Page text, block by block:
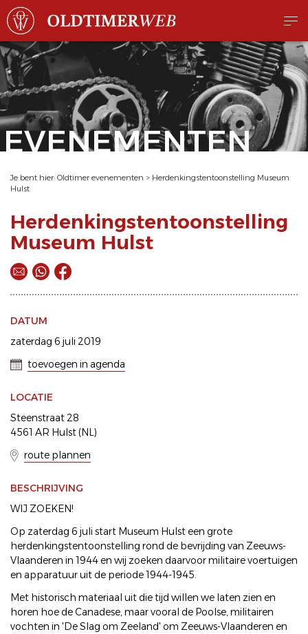
EVENEMENTEN
Je bent hier: Oldtimer evenementen > Herdenkingstentoonstelling Museum
Hulst
Herdenkingstentoonstelling
Museum Hulst
DATUM
zaterdag 6 juli 2019
toevoegen in agenda
LOCATIE
Steenstraat 28
4561 AR Hulst (NL)
route plannen
BESCHRIJVING
WIJ ZOEKEN!
Op zaterdag 6 juli start Museum Hulst een grote
herdenkingstentoonstelling rond de bevrijding van Zeeuws-
Vlaanderen in 1944 en wij zoeken daarvoor militaire voertuigen
en apparatuur uit de periode 1944-1945.
Met historisch materiaal uit die tijd willen we laten zien en
horen hoe de Canadese, maar vooral de Poolse, militairen
vochten in 'De Slag om Zeeland' om Zeeuws-Vlaanderen en